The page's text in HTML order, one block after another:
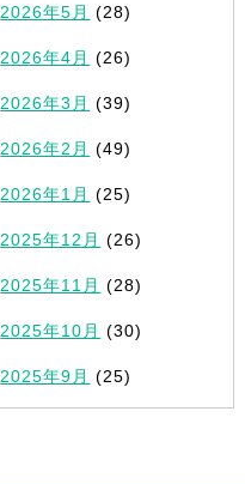
2026年5月 (28)
2026年4月 (26)
2026年3月 (39)
2026年2月 (49)
2026年1月 (25)
2025年12月 (26)
2025年11月 (28)
2025年10月 (30)
2025年9月 (25)